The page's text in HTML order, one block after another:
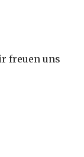
freuen uns